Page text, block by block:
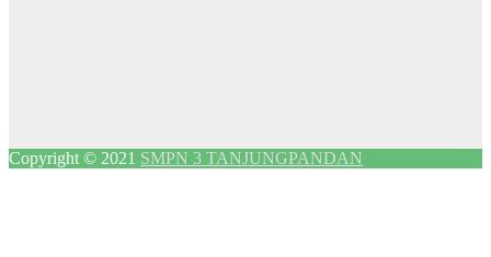
Copyright © 2021 SMPN 3 TANJUNGPANDAN